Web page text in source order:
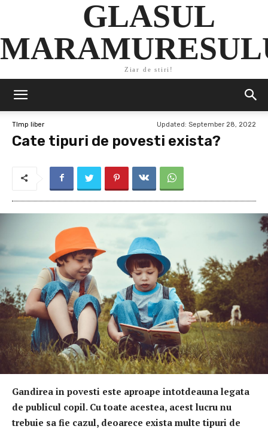
GLASUL
Ziar de stiri!
TImp liber Updated: September 28, 2022
Cate tipuri de povesti exista?
Gandirea in povesti este aproape intotdeauna legata
de publicul copil. Cu toate acestea, acest lucru nu
trebuie sa fie cazul, deoarece exista multe tipuri de